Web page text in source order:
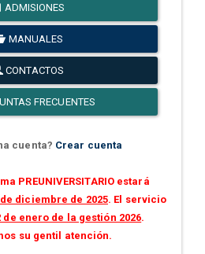
ADMISIONES
MANUALES
CONTACTOS
FRECUENTES
cuenta? Crear cuenta
PREUNIVERSITARIO estará
de diciembre de 2025. El servicio
de enero de la gestión 2026.
su gentil atención.